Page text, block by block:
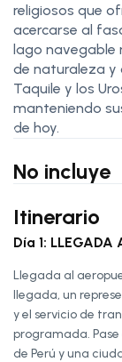
religiosos que
acercarse al
lago navegable
de naturaleza y
Taquile y los
manteniendo
de hoy.
No incluye
Itinerario
Día 1: LLEGADA
Llegada al
llegada, un
y el servicio de
programada.
de Perú y una